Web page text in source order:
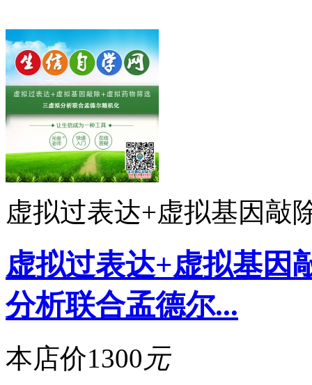
虚拟过表达+虚拟基因敲
虚拟过表达+虚拟基因
分析联合孟德尔...
本店价1300 元